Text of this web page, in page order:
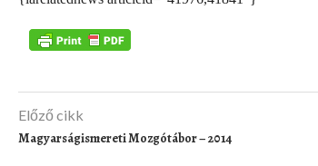
Előző cikk
Magyarságismereti Mozgótábor – 2014